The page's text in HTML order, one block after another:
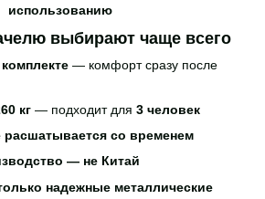
использованию
выбирают чаще всего
— комфорт сразу после
кг — подходит для 3 человек
расшатывается со временем
— не Китай
надежные металлические